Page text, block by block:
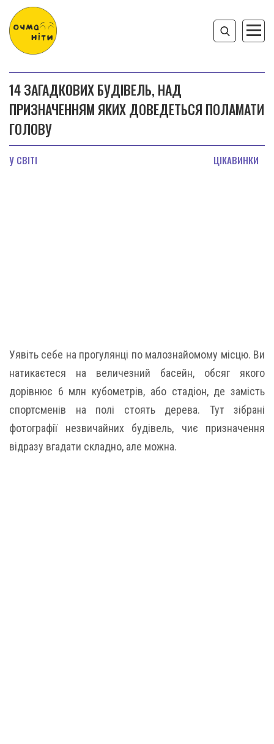
14 ЗАГАДКОВИХ БУДІВЕЛЬ, НАД
ПРИЗНАЧЕННЯМ ЯКИХ ДОВЕДЕТЬСЯ ПОЛАМАТИ
ГОЛОВУ
У СВІТІ ЦІКАВИНКИ
Уявіть себе на прогулянці по малознайомому місцю. Ви
натикаєтеся на величезний басейн, обсяг якого
дорівнює 6 млн кубометрів, або стадіон, де замість
спортсменів на полі стоять дерева. Тут зібрані
фотографії незвичайних будівель, чиє призначення
відразу вгадати складно, але можна.